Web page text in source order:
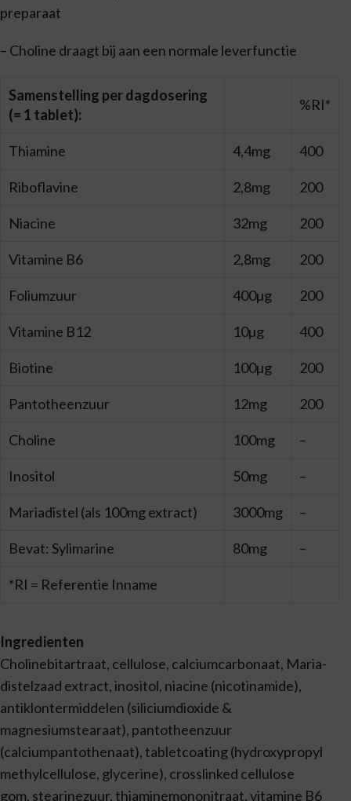
preparaat
– Choline draagt bij aan een normale leverfunctie
Samenstelling per dagdosering
(= 1 tablet):
%RI*
Thiamine 4,4mg 400
Riboflavine 2,8mg 200
Niacine 32mg 200
Vitamine B6 2,8mg 200
Foliumzuur 400µg 200
Vitamine B12 10µg 400
Biotine 100µg 200
Pantotheenzuur 12mg 200
Choline 100mg –
Inositol 50mg –
Mariadistel (als 100mg extract) 3000mg –
Bevat: Sylimarine 80mg –
*RI = Referentie Inname
Ingredienten
Cholinebitartraat, cellulose, calciumcarbonaat, Maria-
distelzaad extract, inositol, niacine (nicotinamide),
antiklontermiddelen (siliciumdioxide &
magnesiumstearaat), pantotheenzuur
(calciumpantothenaat), tabletcoating (hydroxypropyl
methylcellulose, glycerine), crosslinked cellulose
gom, stearinezuur, thiaminemononitraat, vitamine B6